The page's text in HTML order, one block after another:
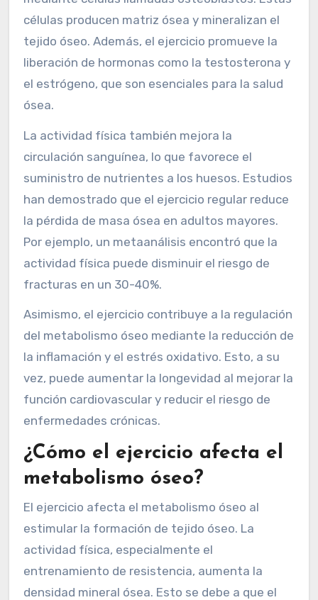
células producen matriz ósea y mineralizan el
tejido óseo. Además, el ejercicio promueve la
liberación de hormonas como la testosterona y
el estrógeno, que son esenciales para la salud
ósea.
La actividad física también mejora la
circulación sanguínea, lo que favorece el
suministro de nutrientes a los huesos. Estudios
han demostrado que el ejercicio regular reduce
la pérdida de masa ósea en adultos mayores.
Por ejemplo, un metaanálisis encontró que la
actividad física puede disminuir el riesgo de
fracturas en un 30-40%.
Asimismo, el ejercicio contribuye a la regulación
del metabolismo óseo mediante la reducción de
la inflamación y el estrés oxidativo. Esto, a su
vez, puede aumentar la longevidad al mejorar la
función cardiovascular y reducir el riesgo de
enfermedades crónicas.
¿Cómo el ejercicio afecta el
metabolismo óseo?
El ejercicio afecta el metabolismo óseo al
estimular la formación de tejido óseo. La
actividad física, especialmente el
entrenamiento de resistencia, aumenta la
densidad mineral ósea. Esto se debe a que el